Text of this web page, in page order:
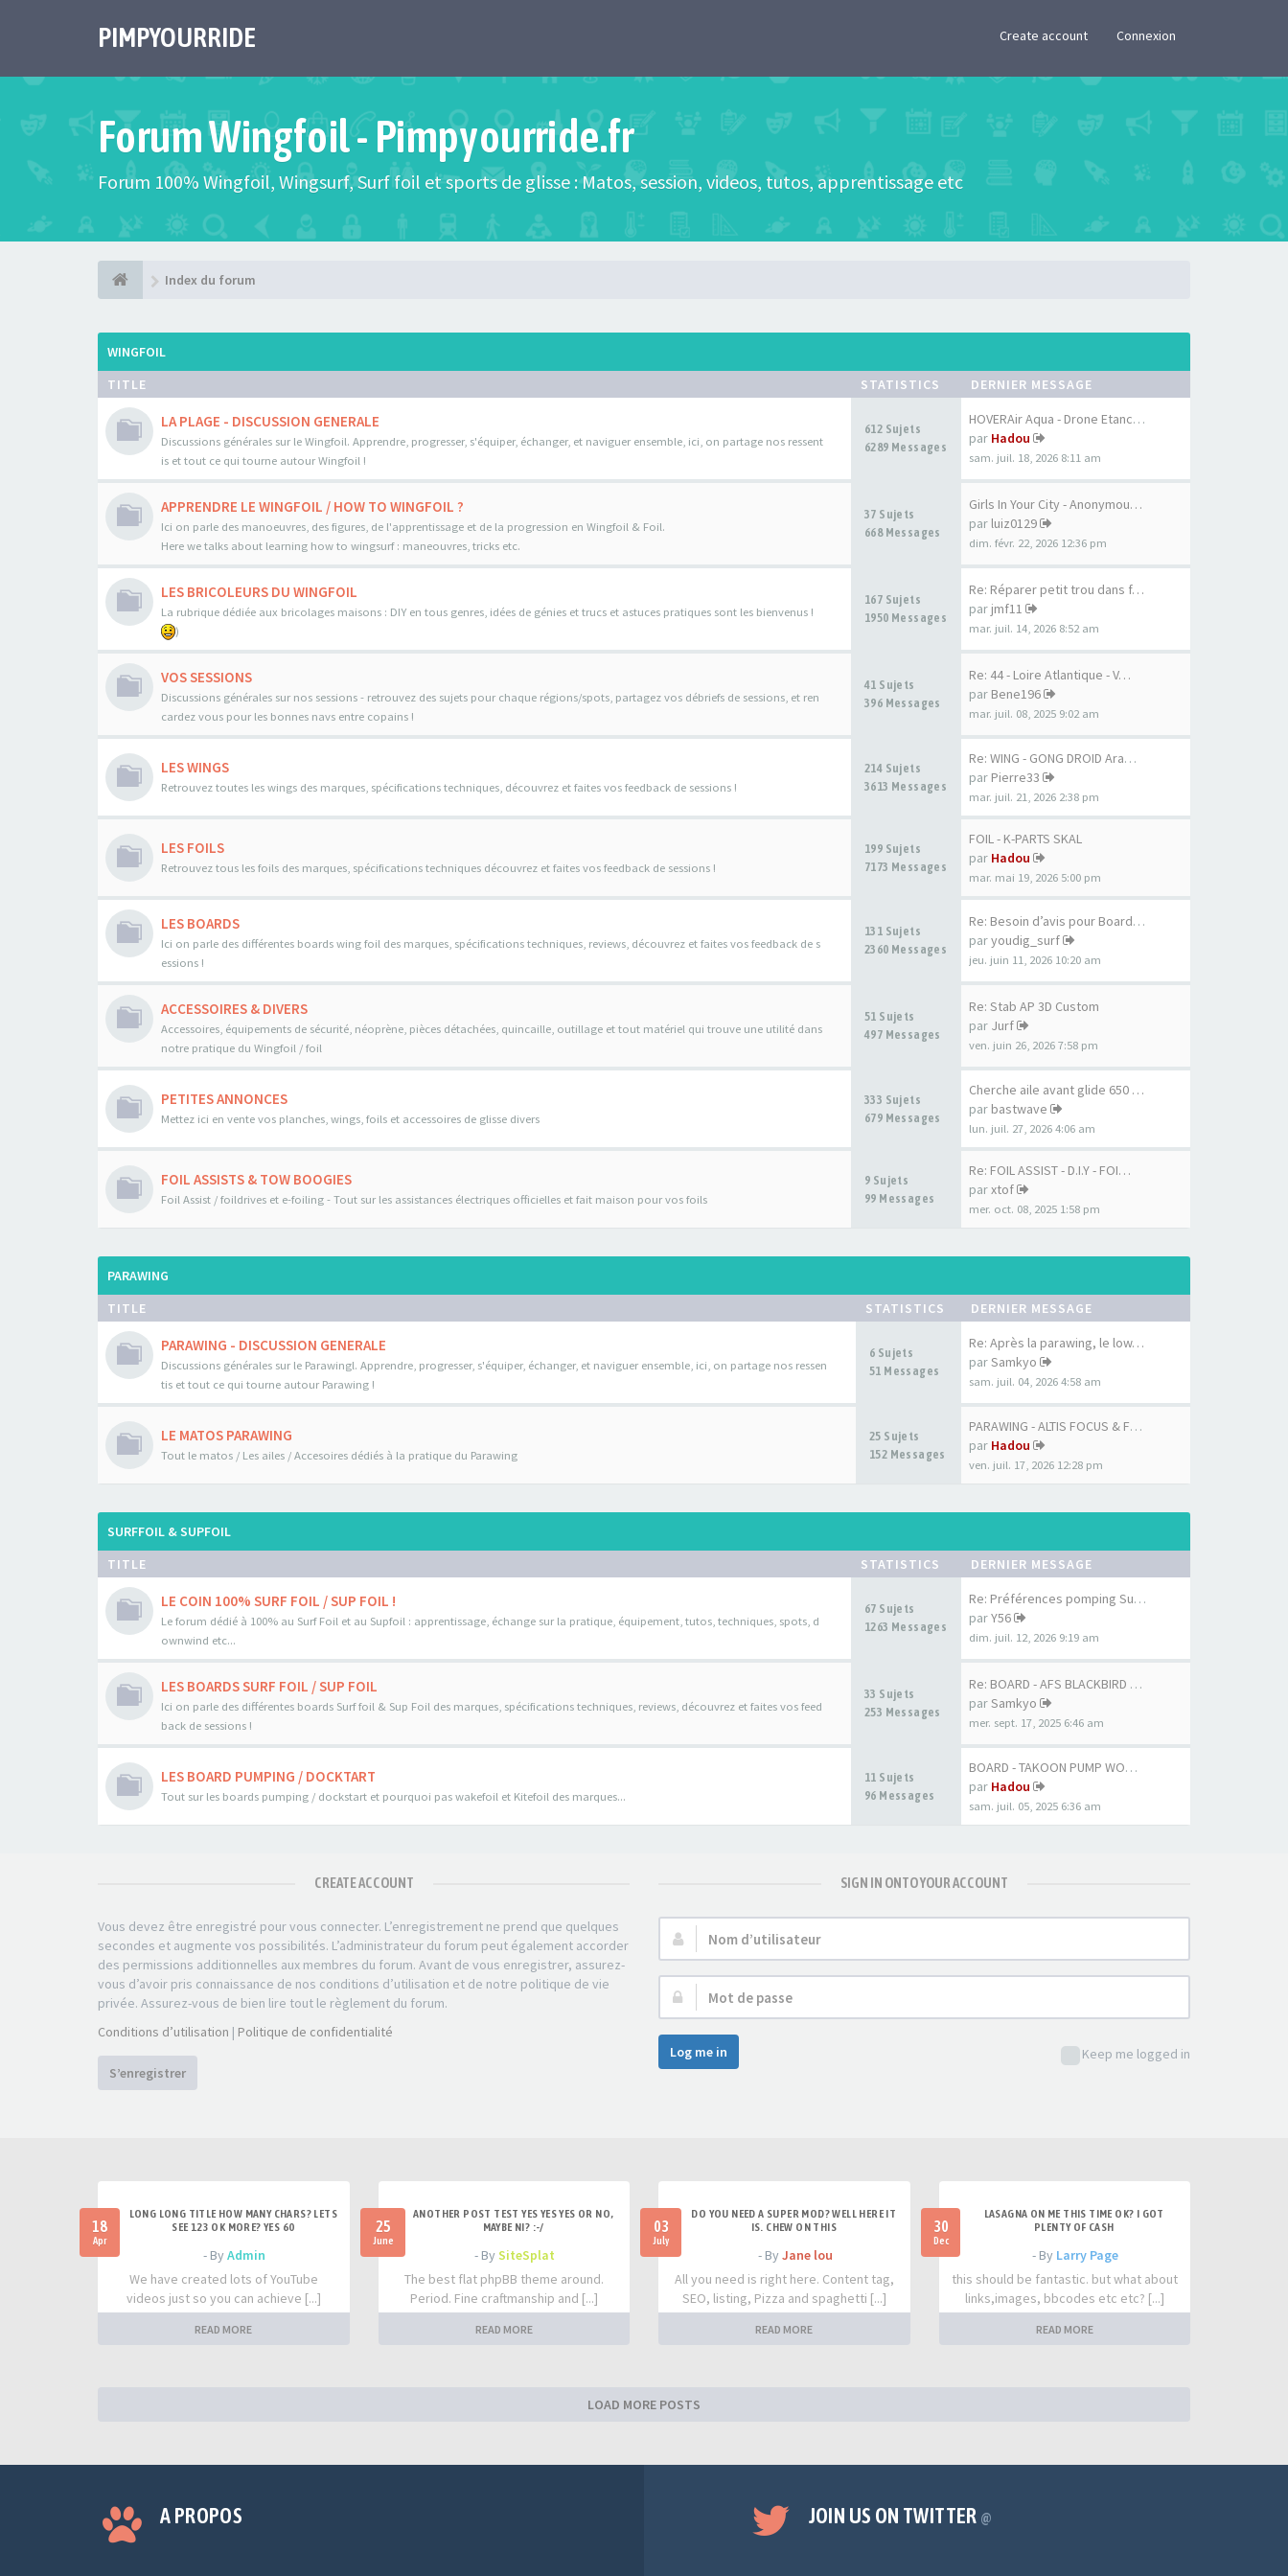
PIMPYOURRIDE Create account Connexion
Forum Wingfoil - Pimpyourride.fr
Forum 100% Wingfoil, Wingsurf, Surf foil et sports de glisse : Matos, session, videos, tutos, apprentissage etc
Index du forum
WINGFOIL
TITLE
STATISTICS DERNIER MESSAGE
LA PLAGE - DISCUSSION GENERALE
Discussions générales sur le Wingfoil. Apprendre, progresser, s'équiper, échanger, et naviguer ensemble, ici, on partage nos ressent
is et tout ce qui tourne autour Wingfoil !
612 Sujets
6289 Messages
HOVERAir Aqua - Drone Etanche…
par Hadou
sam. juil. 18, 2026 8:11 am
APPRENDRE LE WINGFOIL / HOW TO WINGFOIL ?
Ici on parle des manoeuvres, des figures, de l'apprentissage et de la progression en Wingfoil & Foil.
Here we talks about learning how to wingsurf : maneouvres, tricks etc.
37 Sujets
668 Messages
Girls In Your City - Anonymou…
par luiz0129
dim. févr. 22, 2026 12:36 pm
LES BRICOLEURS DU WINGFOIL
La rubrique dédiée aux bricolages maisons : DIY en tous genres, idées de génies et trucs et astuces pratiques sont les bienvenus !
)
167 Sujets
1950 Messages
Re: Réparer petit trou dans f…
par jmf11
mar. juil. 14, 2026 8:52 am
VOS SESSIONS
Discussions générales sur nos sessions - retrouvez des sujets pour chaque régions/spots, partagez vos débriefs de sessions, et ren
cardez vous pour les bonnes navs entre copains !
41 Sujets
396 Messages
Re: 44 - Loire Atlantique - V…
par Bene196
mar. juil. 08, 2025 9:02 am
LES WINGS
Retrouvez toutes les wings des marques, spécifications techniques, découvrez et faites vos feedback de sessions !
214 Sujets
3613 Messages
Re: WING - GONG DROID Aramid …
par Pierre33
mar. juil. 21, 2026 2:38 pm
LES FOILS
Retrouvez tous les foils des marques, spécifications techniques découvrez et faites vos feedback de sessions !
199 Sujets
7173 Messages
FOIL - K-PARTS SKAL
par Hadou
mar. mai 19, 2026 5:00 pm
LES BOARDS
Ici on parle des différentes boards wing foil des marques, spécifications techniques, reviews, découvrez et faites vos feedback de s
essions !
131 Sujets
2360 Messages
Re: Besoin d’avis pour Board …
paryoudig_surf
jeu. juin 11, 2026 10:20 am
ACCESSOIRES & DIVERS
Accessoires, équipements de sécurité, néoprène, pièces détachées, quincaille, outillage et tout matériel qui trouve une utilité dans
notre pratique du Wingfoil / foil
51 Sujets
497 Messages
Re: Stab AP 3D Custom
par Jurf
ven. juin 26, 2026 7:58 pm
PETITES ANNONCES
Mettez ici en vente vos planches, wings, foils et accessoires de glisse divers
333 Sujets
679 Messages
Cherche aile avant glide 650 …
par bastwave
lun. juil. 27, 2026 4:06 am
FOIL ASSISTS & TOW BOOGIES
Foil Assist / foildrives et e-foiling - Tout sur les assistances électriques officielles et fait maison pour vos foils
9 Sujets
99 Messages
Re: FOIL ASSIST - D.I.Y - FOI…
parxtof
mer. oct. 08, 2025 1:58 pm
PARAWING
TITLE
STATISTICS DERNIER MESSAGE
PARAWING - DISCUSSION GENERALE
Discussions générales sur le Parawingl. Apprendre, progresser, s'équiper, échanger, et naviguer ensemble, ici, on partage nos ressen
tis et tout ce qui tourne autour Parawing !
6 Sujets
51 Messages
Re: Après la parawing, le low…
parSamkyo
sam. juil. 04, 2026 4:58 am
LE MATOS PARAWING
Tout le matos / Les ailes / Accesoires dédiés à la pratique du Parawing
25 Sujets
152 Messages
PARAWING - ALTIS FOCUS & FOCU…
par Hadou
ven. juil. 17, 2026 12:28 pm
SURFFOIL & SUPFOIL
TITLE
STATISTICS DERNIER MESSAGE
LE COIN 100% SURF FOIL / SUP FOIL !
Le forum dédié à 100% au Surf Foil et au Supfoil : apprentissage, échange sur la pratique, équipement, tutos, techniques, spots, d
ownwind etc...
67 Sujets
1263 Messages
Re: Préférences pomping Surf …
parY56
dim. juil. 12, 2026 9:19 am
LES BOARDS SURF FOIL / SUP FOIL
Ici on parle des différentes boards Surf foil & Sup Foil des marques, spécifications techniques, reviews, découvrez et faites vos feed
back de sessions !
33 Sujets
253 Messages
Re: BOARD - AFS BLACKBIRD 7'6…
parSamkyo
mer. sept. 17, 2025 6:46 am
LES BOARD PUMPING / DOCKTART
Tout sur les boards pumping / dockstart et pourquoi pas wakefoil et Kitefoil des marques...
11 Sujets
96 Messages
BOARD - TAKOON PUMP WOOD 80CM
par Hadou
sam. juil. 05, 2025 6:36 am
CREATE ACCOUNT
Vous devez être enregistré pour vous connecter. L’enregistrement ne prend que quelques
secondes et augmente vos possibilités. L’administrateur du forum peut également accorder
des permissions additionnelles aux membres du forum. Avant de vous enregistrer, assurez-
vous d’avoir pris connaissance de nos conditions d’utilisation et de notre politique de vie
privée. Assurez-vous de bien lire tout le règlement du forum.
Conditions d’utilisation | Politique de confidentialité
S’enregistrer
SIGN IN ONTO YOUR ACCOUNT
Nom
d’utilisateur :
Mot
de
passe :
Keep me logged in
Log me in
18
Apr
LONG LONG TITLE HOW MANY CHARS? LETS
SEE 123 OK MORE? YES 60
- ByAdmin
We have created lots of YouTube
videos just so you can achieve [...]
READ MORE
25
June
ANOTHER POST TEST YES YES YES OR NO,
MAYBE NI? :-/
- BySiteSplat
The best flat phpBB theme around.
Period. Fine craftmanship and [...]
READ MORE
03
July
DO YOU NEED A SUPER MOD? WELL HERE IT
IS. CHEW ON THIS
- By Jane lou
All you need is right here. Content tag,
SEO, listing, Pizza and spaghetti [...]
READ MORE
30
Dec
LASAGNA ON ME THIS TIME OK? I GOT
PLENTY OF CASH
- By Larry Page
this should be fantastic. but what about
links,images, bbcodes etc etc? [...]
READ MORE
LOAD MORE POSTS
A PROPOS JOIN US ON TWITTER @